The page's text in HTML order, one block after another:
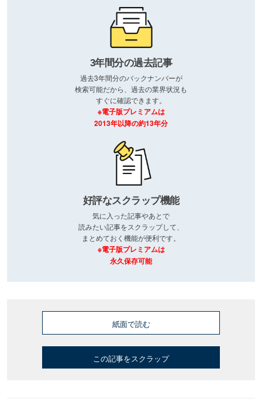
3年間分の過去記事
過去3年間分のバックナンバーが
検索可能だから、過去の業界状況も
すぐに確認できます。
※電子版プレミアムは
2013年以降の約13年分
好評なスクラップ機能
気に入った記事やあとで
読みたい記事をスクラップして、
まとめておく機能が便利です。
※電子版プレミアムは
永久保存可能
紙面で読む
この記事をスクラップ